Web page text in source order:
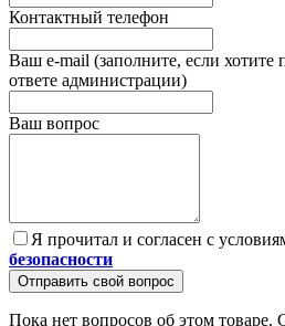
Контактный телефон
Ваш e-mail (заполните, если хотите
ответе администрации)
Ваш вопрос
Я прочитал и согласен с
безопасности
Отправить свой вопрос
Пока нет вопросов об этом товаре.